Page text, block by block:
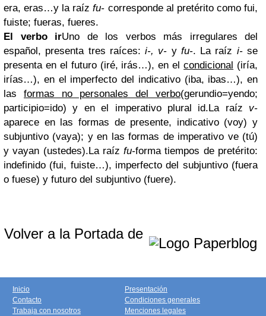
era, eras…y la raízfu- corresponde al pretérito como fui,
fuiste; fueras, fueres.
El verbo irUno de los verbos más irregulares del
español, presenta tres raíces:i-, v- y fu-. La raíz i-se
presenta en el futuro (iré, irás…), en elcondicional (iría,
irías…), en el imperfecto del indicativo (iba, ibas…), en
las formas no personales del verbo(gerundio=yendo;
participio=ido) y en el imperativo plural id.La raíz v-
aparece en las formas de presente, indicativo (voy) y
subjuntivo (vaya); y en las formas de imperativo ve (tú)
y vayan (ustedes).La raízfu-forma tiempos de pretérito:
indefinido (fui, fuiste…), imperfecto del subjuntivo (fuera
o fuese) y futuro del subjuntivo (fuere).
Volver a la Portada de
Inicio
Contacto
Trabaja con nosotros
Presentación
Condiciones generales
Menciones legales